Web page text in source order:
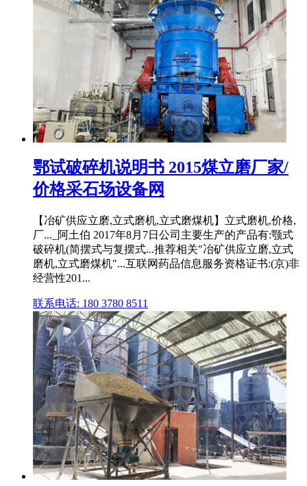
鄂试破碎机说明书 2015煤立磨厂家/
价格采石场设备网
【冶矿供应立磨,立式磨机,立式磨煤机】立式磨机,价格,
厂..._阿土伯 2017年8月7日公司主要生产的产品有:颚式
破碎机(简摆式与复摆式...推荐相关"冶矿供应立磨,立式
磨机,立式磨煤机"...互联网药品信息服务资格证书:(京)非
经营性201...
联系电话: 180 3780 8511